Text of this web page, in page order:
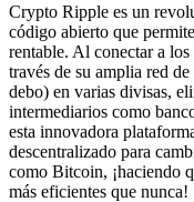
Crypto Ripple es un
código abierto que
rentable. Al conectar a
través de su amplia red
debo) en varias divisas,
intermediarios como
esta innovadora
descentralizado para
como Bitcoin, ¡haciendo
más eficientes que nunca!